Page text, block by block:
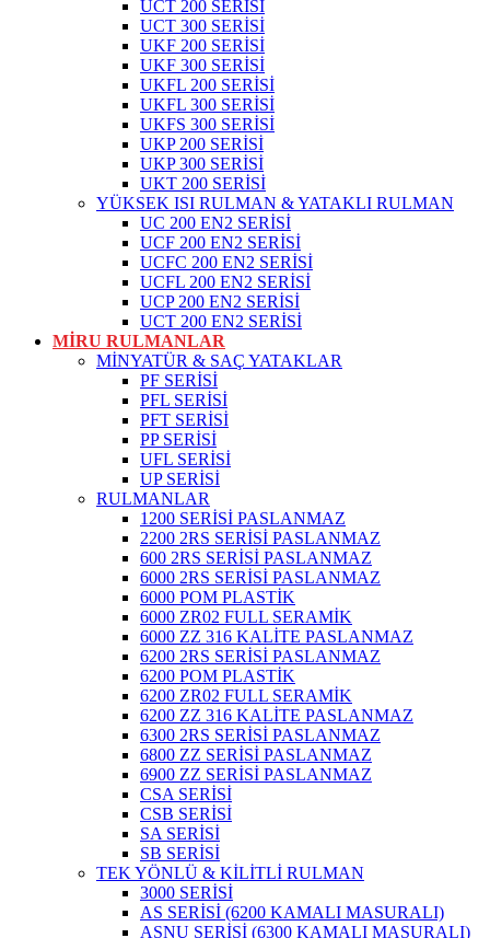
UCT 200 SERİSİ
UCT 300 SERİSİ
UKF 200 SERİSİ
UKF 300 SERİSİ
UKFL 200 SERİSİ
UKFL 300 SERİSİ
UKFS 300 SERİSİ
UKP 200 SERİSİ
UKP 300 SERİSİ
UKT 200 SERİSİ
YÜKSEK ISI RULMAN & YATAKLI RULMAN
UC 200 EN2 SERİSİ
UCF 200 EN2 SERİSİ
UCFC 200 EN2 SERİSİ
UCFL 200 EN2 SERİSİ
UCP 200 EN2 SERİSİ
UCT 200 EN2 SERİSİ
MİRU RULMANLAR
MİNYATÜR & SAÇ YATAKLAR
PF SERİSİ
PFL SERİSİ
PFT SERİSİ
PP SERİSİ
UFL SERİSİ
UP SERİSİ
RULMANLAR
1200 SERİSİ PASLANMAZ
2200 2RS SERİSİ PASLANMAZ
600 2RS SERİSİ PASLANMAZ
6000 2RS SERİSİ PASLANMAZ
6000 POM PLASTİK
6000 ZR02 FULL SERAMİK
6000 ZZ 316 KALİTE PASLANMAZ
6200 2RS SERİSİ PASLANMAZ
6200 POM PLASTİK
6200 ZR02 FULL SERAMİK
6200 ZZ 316 KALİTE PASLANMAZ
6300 2RS SERİSİ PASLANMAZ
6800 ZZ SERİSİ PASLANMAZ
6900 ZZ SERİSİ PASLANMAZ
CSA SERİSİ
CSB SERİSİ
SA SERİSİ
SB SERİSİ
TEK YÖNLÜ & KİLİTLİ RULMAN
3000 SERİSİ
AS SERİSİ (6200 KAMALI MASURALI)
ASNU SERİSİ (6300 KAMALI MASURALI)